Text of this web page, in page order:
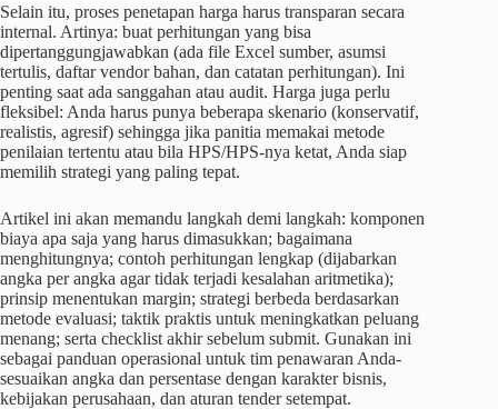
Selain itu, proses penetapan harga harus transparan secara
internal. Artinya: buat perhitungan yang bisa
dipertanggungjawabkan (ada file Excel sumber, asumsi
tertulis, daftar vendor bahan, dan catatan perhitungan). Ini
penting saat ada sanggahan atau audit. Harga juga perlu
fleksibel: Anda harus punya beberapa skenario (konservatif,
realistis, agresif) sehingga jika panitia memakai metode
penilaian tertentu atau bila HPS/HPS-nya ketat, Anda siap
memilih strategi yang paling tepat.
Artikel ini akan memandu langkah demi langkah: komponen
biaya apa saja yang harus dimasukkan; bagaimana
menghitungnya; contoh perhitungan lengkap (dijabarkan
angka per angka agar tidak terjadi kesalahan aritmetika);
prinsip menentukan margin; strategi berbeda berdasarkan
metode evaluasi; taktik praktis untuk meningkatkan peluang
menang; serta checklist akhir sebelum submit. Gunakan ini
sebagai panduan operasional untuk tim penawaran Anda-
sesuaikan angka dan persentase dengan karakter bisnis,
kebijakan perusahaan, dan aturan tender setempat.